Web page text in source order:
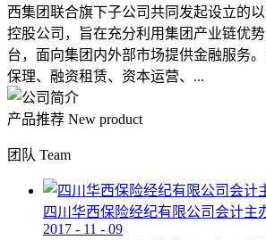
西集团联合旗下子公司共同发起设立的
控股公司，旨在充分利用集团产业链优
台，面向集团内外部市场提供金融服务
保理、融资租赁、资本运营、...
产品推荐 New product
团队 Team
四川华西保险经纪有限公司会计主
2017 - 11 - 09